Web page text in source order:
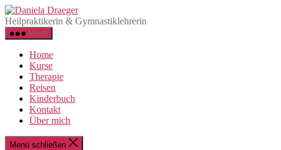
Direkt
zum
Inhalt
wechseln
Daniela
Draeger
Heilpraktikerin & Gymnastiklehrerin
Menü
Home
Kurse
Therapie
Reisen
Kinderbuch
Kontakt
Über mich
Menü schließen